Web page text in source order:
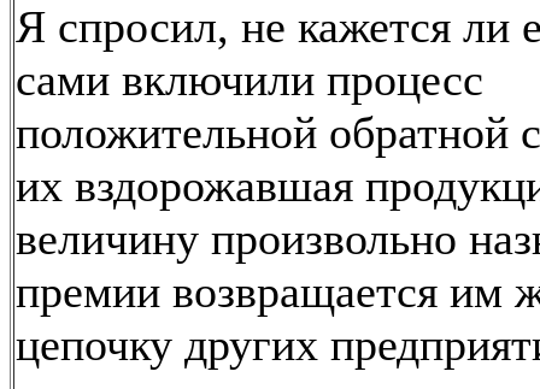
Я спросил, не кажется ли
сами включили процесс
положительной обратной
их вздорожавшая
величину произвольно
премии возвращается им
цепочку других